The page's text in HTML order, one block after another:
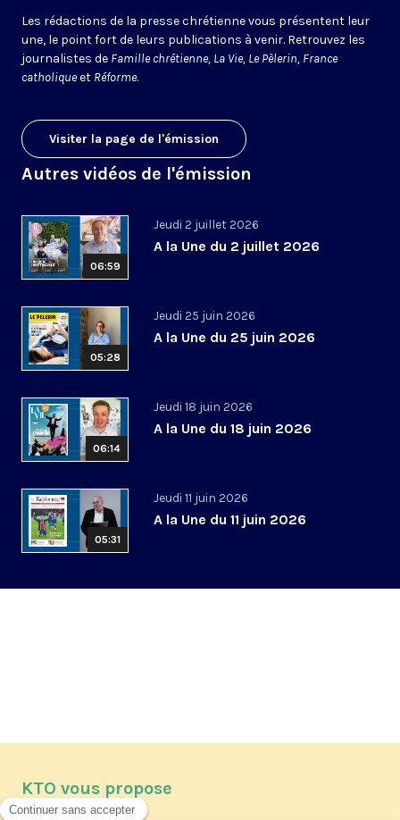
Les rédactions de la presse chrétienne vous présentent leur
une, le point fort de leurs publications à venir. Retrouvez les
journalistes de Famille chrétienne, La Vie, Le Pèlerin, France
catholiqueet Réforme.
Visiter la page de l'émission
Autres vidéos de l'émission
06:59
Jeudi 2 juillet 2026
A la Une du 2 juillet 2026
05:28
Jeudi 25 juin 2026
A la Une du 25 juin 2026
06:14
Jeudi 18 juin 2026
A la Une du 18 juin 2026
05:31
Jeudi 11 juin 2026
A la Une du 11 juin 2026
KTO vous propose